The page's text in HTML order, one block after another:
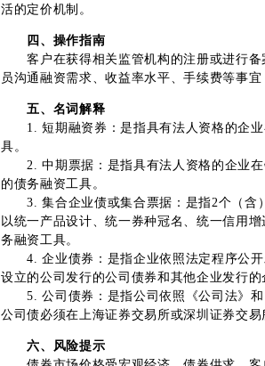
活的定价机制。
四、操作指南
客户在获得相关监管机构的注册或进行备
员沟通融资需求、收益率水平、手续费等事
五、名词解释
1. 短期融资券：是指具有法人资格的企业
具。
2. 中期票据：是指具有法人资格的企业在
的债务融资工具。
3. 集合企业债或集合票据：是指2个（含
以统一产品设计、统一券种冠名、统一信用
务融资工具。
4. 企业债券：是指企业依照法定程序公开
设立的公司发行的公司债券和其他企业发行
5. 公司债券：是指公司依照《公司法》和
公司债必须在上海证券交易所或深圳证券交易
六、风险提示